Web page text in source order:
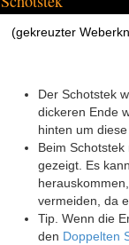
(gekreuzter
Der Schotstek
dickeren Ende
hinten um
Beim
gezeigt. Es
vermeiden, da
Tip. Wenn die
den Doppelten